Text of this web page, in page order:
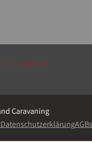
Caravaning
DatenschutzerklärungAGBs